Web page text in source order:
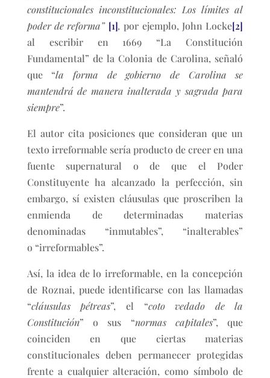
constitucionales inconstitucionales: Los límites al
poder de reforma” [1],por ejemplo, John Locke[2]
al escribir en 1669 “La Constitución
Fundamental” de la Colonia de Carolina, señaló
que “la forma de gobierno de Carolina se
mantendrá de manera inalterada y sagrada para
siempre”.
El autor cita posiciones que consideran que un
texto irreformable sería producto de creer en una
fuente supernatural o de que el Poder
Constituyente ha alcanzado la perfección, sin
embargo, sí existen cláusulas que proscriben la
enmienda de determinadas materias
denominadas “inmutables”, “inalterables”
o “irreformables”.
Así, la idea de lo irreformable, en la concepción
de Roznai, puede identificarse con las llamadas
“cláusulas pétreas”, el “coto vedado de la
Constitución” o sus “normas capitales”, que
coinciden en que ciertas materias
constitucionales deben permanecer protegidas
frente a cualquier alteración, como símbolo de